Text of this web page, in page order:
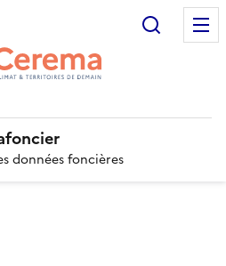
données foncières